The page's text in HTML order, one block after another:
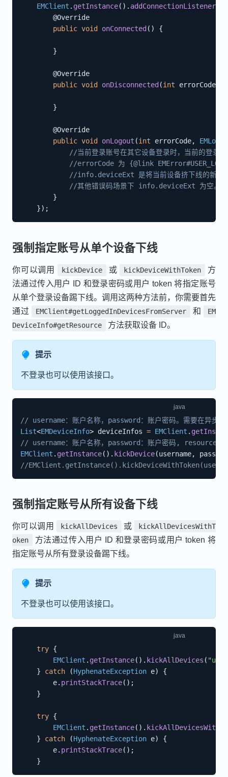
EMClient . getInstance( ) . addConnectionListener
@Override
public void onConnected ( ) {
}
@Override
public void onDisconnected (int errorCode
}
@Override
public void onLogout (int errorCode,
//当前登录账号在其它设备登录时，当前的登录
//errorCode 为 {@link
//info.deviceExt 是将当前设备挤下线的新登录
//其他错误码场景下 info.deviceExt 为空。
}
}) ;
强制指定账号从单个设备下线
你可以调用 kickDevice 或 kickDeviceWithToken
方
法通过传入用户 ID 和登录密码或用户 token 将指定账号
从单个登录设备踢下线。调用这两种方法前，你需要首先
通过
EMClient#getLoggedInDevicesFromServer 和
EM
DeviceInfo#getResource
方法获取设备 ID。
提示
不登录也可以使用该接口。
// username：账户名称，password：账户密码。需要在异步线
List<EMDeviceInfo> deviceInfos = EMClient .
// username：账户名称，password：账户密码, resource：
EMClient . getInstance( ) . kickDevice(username,
//
强制指定账号从所有设备下线
你可以调用 kickAllDevices 或
kickAllDevicesWithT
oken
方法通过传入用户 ID 和登录密码或用户 token 将
指定账号从所有登录设备踢下线。
提示
不登录也可以使用该接口。
try {
EMClient . getInstance( ) . kickAllDevices (
}
catch (HyphenateException e)
{
        e
. printStackTrace( ) ;
}
try {
EMClient . getInstance( ) .
}
catch (HyphenateException e)
{
        e
. printStackTrace( ) ;
}